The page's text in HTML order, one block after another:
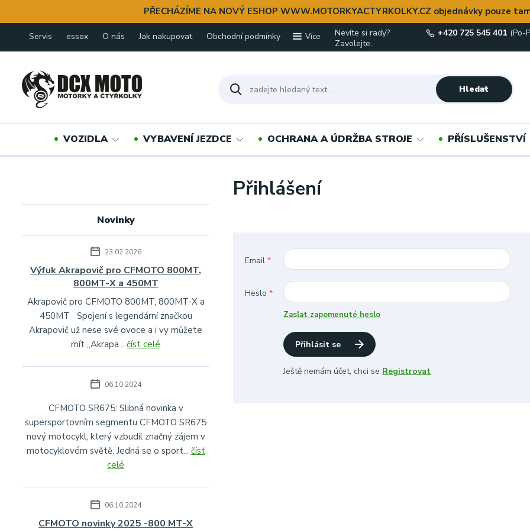
PŘECHÁZÍME NA NOVÝ ESHOP WWW.MOTORKYACTYRKOLKY.CZ objednávky pouze
Servis essox O nás Jak nakupovat Obchodní podmínky Více
Hledat
Nevíte si rady?
Zavolejte.
+420 725 545 401 (Po-
VOZIDLA VYBAVENÍ JEZDCE OCHRANA A ÚDRŽBA STROJE PŘÍSLUŠENSTVÍ
Novinky
23.02.2026
Výfuk Akrapovič pro CFMOTO 800MT,
800MT-X a 450MT
Akrapovič pro CFMOTO 800MT, 800MT-X a
450MT Spojení s legendární značkou
Akrapovič už nese své ovoce a i vy můžete
mít „Akrapa...číst celé
06.10.2024
CFMOTO SR675: Slibná novinka v
supersportovním segmentu CFMOTO SR675
nový motocykl, který vzbudil značný zájem v
motocyklovém světě. Jedná se o sport... číst
celé
06.10.2024
CFMOTO novinky 2025 -800 MT-X
Přihlášení
Email*
Heslo*
Zaslat zapomenuté heslo
Přihlásit se
Ještě nemám účet, chci se Registrovat